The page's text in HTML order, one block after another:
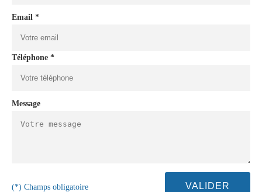
Email *
Téléphone *
Message
(*) Champs obligatoire